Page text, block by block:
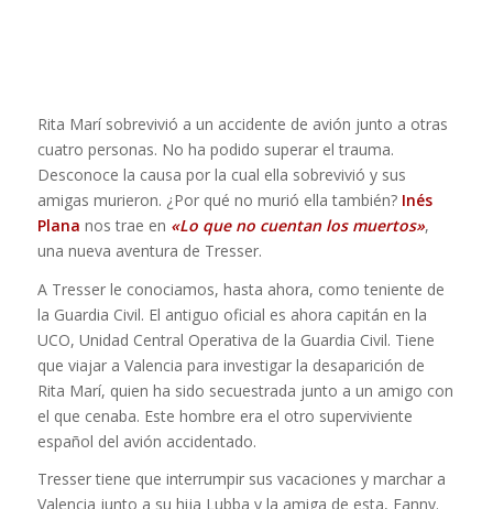
Rita Marí sobrevivió a un accidente de avión junto a otras
cuatro personas. No ha podido superar el trauma.
Desconoce la causa por la cual ella sobrevivió y sus
amigas murieron. ¿Por qué no murió ella también? Inés
Plana nos trae en «Lo que no cuentan los muertos»,
una nueva aventura de Tresser.
A Tresser le conociamos, hasta ahora, como teniente de
la Guardia Civil. El antiguo oficial es ahora capitán en la
UCO, Unidad Central Operativa de la Guardia Civil. Tiene
que viajar a Valencia para investigar la desaparición de
Rita Marí, quien ha sido secuestrada junto a un amigo con
el que cenaba. Este hombre era el otro superviviente
español del avión accidentado.
Tresser tiene que interrumpir sus vacaciones y marchar a
Valencia junto a su hija Lubba y la amiga de esta, Fanny.